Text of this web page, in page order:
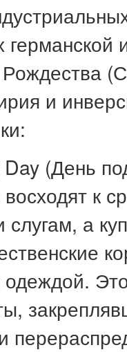
германской
Рождества
и
(День
восходят к
слугам, а
одеждой.